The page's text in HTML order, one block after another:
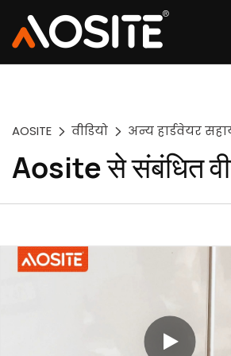
AOSITE वीडियो अन्य हार्डवेयर
Aosite से संबंधित